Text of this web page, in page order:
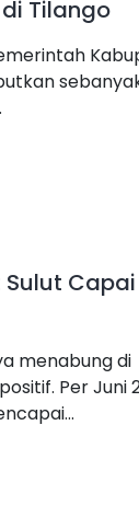
Tilango
Capai
menabung di
Per Juni